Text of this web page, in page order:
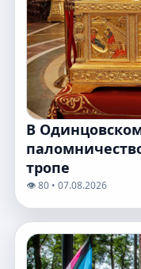
В
тропе
👁️ 80 • 07.08.2026